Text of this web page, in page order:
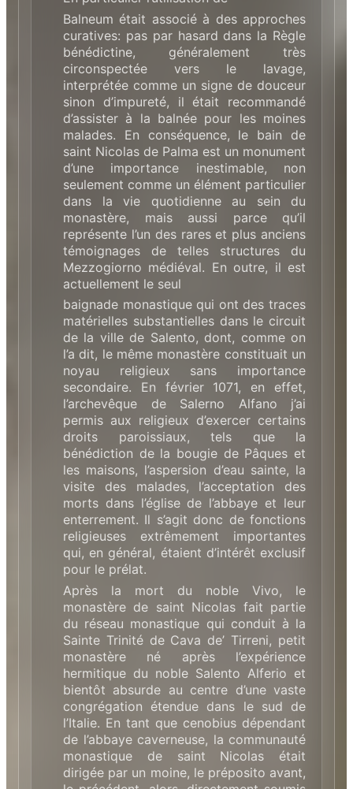
Balneum était associé à des approches
curatives: pas par hasard dans la Règle
bénédictine, généralement très
circonspectée vers le lavage,
interprétée comme un signe de douceur
sinon d’impureté, il était recommandé
d’assister à la balnée pour les moines
malades. En conséquence, le bain de
saint Nicolas de Palma est un monument
d’une importance inestimable, non
seulement comme un élément particulier
dans la vie quotidienne au sein du
monastère, mais aussi parce qu’il
représente l’un des rares et plus anciens
témoignages de telles structures du
Mezzogiorno médiéval. En outre, il est
actuellement le seul
baignade monastique qui ont des traces
matérielles substantielles dans le circuit
de la ville de Salento, dont, comme on
l’a dit, le même monastère constituait un
noyau religieux sans importance
secondaire. En février 1071, en effet,
l’archevêque de Salerno Alfano j’ai
permis aux religieux d’exercer certains
droits paroissiaux, tels que la
bénédiction de la bougie de Pâques et
les maisons, l’aspersion d’eau sainte, la
visite des malades, l’acceptation des
morts dans l’église de l’abbaye et leur
enterrement. Il s’agit donc de fonctions
religieuses extrêmement importantes
qui, en général, étaient d’intérêt exclusif
pour le prélat.
Après la mort du noble Vivo, le
monastère de saint Nicolas fait partie
du réseau monastique qui conduit à la
Sainte Trinité de Cava de’ Tirreni, petit
monastère né après l’expérience
hermitique du noble Salento Alferio et
bientôt absurde au centre d’une vaste
congrégation étendue dans le sud de
l’Italie. En tant que cenobius dépendant
de l’abbaye caverneuse, la communauté
monastique de saint Nicolas était
dirigée par un moine, le préposito avant,